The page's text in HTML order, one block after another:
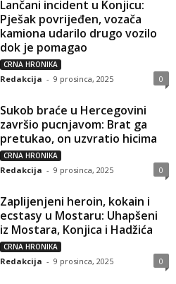
Lančani incident u Konjicu:
Pješak povrijeđen, vozača
kamiona udarilo drugo vozilo
dok je pomagao
CRNA HRONIKA
Redakcija - 9 prosinca, 2025 0
Sukob braće u Hercegovini
završio pucnjavom: Brat ga
pretukao, on uzvratio hicima
CRNA HRONIKA
Redakcija - 9 prosinca, 2025 0
Zaplijenjeni heroin, kokain i
ecstasy u Mostaru: Uhapšeni
iz Mostara, Konjica i Hadžića
CRNA HRONIKA
Redakcija - 9 prosinca, 2025 0